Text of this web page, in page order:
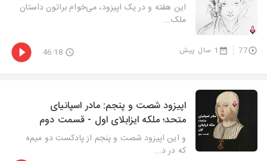
این هفته و در یک اپیزود، می‌خوام براتون داستان
ملک...
77 1 سال پیش 46:18
اپیزود شصت و پنجم: مادر اسپانیای
متحد؛ ملکه ایزابلای اول - قسمت دوم
و این اپیزود شصت و پنجم از پادکست دو میم‌ه
که در د...